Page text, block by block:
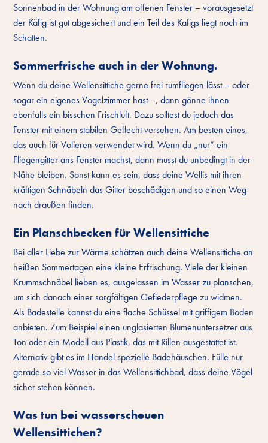
Sonnenbad in der Wohnung am offenen Fenster – vorausgesetzt
der Käfig ist gut abgesichert und ein Teil des Kafigs liegt noch im
Schatten.
Sommerfrische auch in der Wohnung.
Wenn du deine Wellensittiche gerne frei rumfliegen lässt – oder
sogar ein eigenes Vogelzimmer hast –, dann gönne ihnen
ebenfalls ein bisschen Frischluft. Dazu solltest du jedoch das
Fenster mit einem stabilen Geflecht versehen. Am besten eines,
das auch für Volieren verwendet wird. Wenn du „nur“ ein
Fliegengitter ans Fenster machst, dann musst du unbedingt in der
Nähe bleiben. Sonst kann es sein, dass deine Wellis mit ihren
kräftigen Schnäbeln das Gitter beschädigen und so einen Weg
nach draußen finden.
Ein Planschbecken für Wellensittiche
Bei aller Liebe zur Wärme schätzen auch deine Wellensittiche an
heißen Sommertagen eine kleine Erfrischung. Viele der kleinen
Krummschnäbel lieben es, ausgelassen im Wasser zu planschen,
um sich danach einer sorgfältigen Gefiederpflege zu widmen.
Als Badestelle kannst du eine flache Schüssel mit griffigem Boden
anbieten. Zum Beispiel einen unglasierten Blumenuntersetzer aus
Ton oder ein Modell aus Plastik, das mit Rillen ausgestattet ist.
Alternativ gibt es im Handel spezielle Badehäuschen. Fülle nur
gerade so viel Wasser in das Wellensittichbad, dass deine Vögel
sicher stehen können.
Was tun bei wasserscheuen
Wellensittichen?